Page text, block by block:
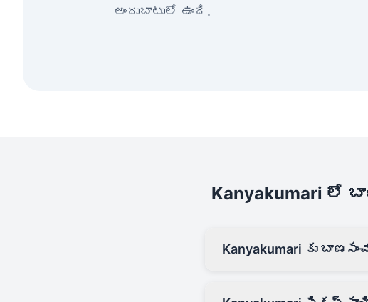
అందుబాటులో ఉంది.
Kanyakumari
Kanyakumari కు